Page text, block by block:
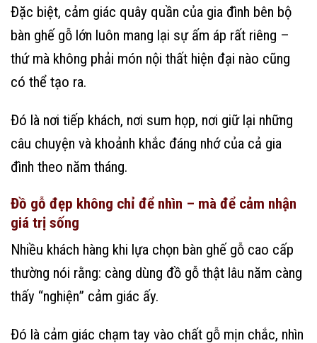
Đặc biệt, cảm giác quây quần của gia đình bên bộ
bàn ghế gỗ lớn luôn mang lại sự ấm áp rất riêng –
thứ mà không phải món nội thất hiện đại nào cũng
có thể tạo ra.
Đó là nơi tiếp khách, nơi sum họp, nơi giữ lại những
câu chuyện và khoảnh khắc đáng nhớ của cả gia
đình theo năm tháng.
Đồ gỗ đẹp không chỉ để nhìn – mà để cảm nhận
giá trị sống
Nhiều khách hàng khi lựa chọn bàn ghế gỗ cao cấp
thường nói rằng: càng dùng đồ gỗ thật lâu năm càng
thấy “nghiện” cảm giác ấy.
Đó là cảm giác chạm tay vào chất gỗ mịn chắc, nhìn